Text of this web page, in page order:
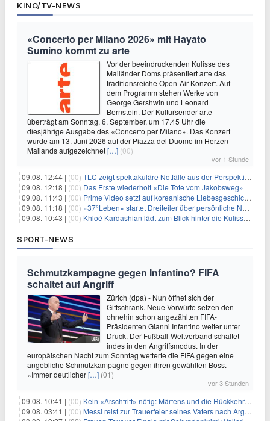
KINO/TV-NEWS
«Concerto per Milano 2026» mit Hayato
Sumino kommt zu arte
Vor der beeindruckenden Kulisse des
Mailänder Doms präsentiert arte das
traditionsreiche Open-Air-Konzert. Auf
dem Programm stehen Werke von
George Gershwin und Leonard
Bernstein. Der Kultursender arte
überträgt am Sonntag, 6. September, um 17.45 Uhr die
diesjährige Ausgabe des «Concerto per Milano». Das Konzert
wurde am 13. Juni 2026 auf der Piazza del Duomo im Herzen
Mailands aufgezeichnet[…] (00)
vor 1 Stunde
09.08. 12:44 | (00) TLC zeigt spektakuläre Notfälle aus der Perspektive der Patienten
09.08. 12:18 | (00) Das Erste wiederholt «Die Tote vom Jakobsweg»
09.08. 11:43 | (00) Prime Video setzt auf koreanische Liebesgeschichte
09.08. 11:18 | (00) «37°Leben» startet Dreiteiler über persönliche Neuanfänge
09.08. 10:43 | (00) Khloé Kardashian lädt zum Blick hinter die Kulissen ihres Freundeskreises
SPORT-NEWS
Schmutzkampagne gegen Infantino? FIFA
schaltet auf Angriff
Zürich (dpa) - Nun öffnet sich der
Giftschrank. Neue Vorwürfe setzen den
ohnehin schon angezählten FIFA-
Präsidenten Gianni Infantino weiter unter
Druck. Der Fußball-Weltverband schaltet
indes in den Angriffsmodus. In der
europäischen Nacht zum Sonntag wetterte die FIFA gegen eine
angebliche Schmutzkampagne gegen ihren gewählten Boss.
«Immer deutlicher[…] (01)
vor 3 Stunden
09.08. 10:41 | (00) Kein «Arschtritt» nötig: Märtens und die Rückkehr nach Paris
09.08. 03:41 | (00) Messi reist zur Trauerfeier seines Vaters nach Argentinien